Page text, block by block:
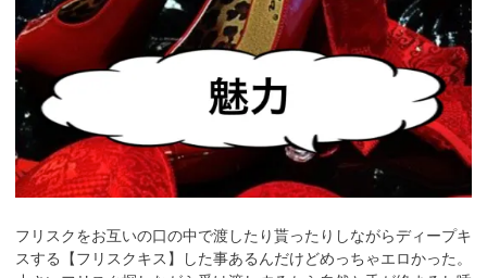
フリスクをお互いの口の中で渡したり貰ったりしながらディープキ
スする【フリスクキス】した事あるんだけどめっちゃエロかった。